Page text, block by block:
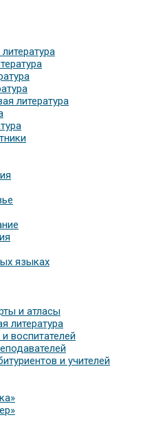
литература
языках
и атласы
литература
воспитателей
и учителей